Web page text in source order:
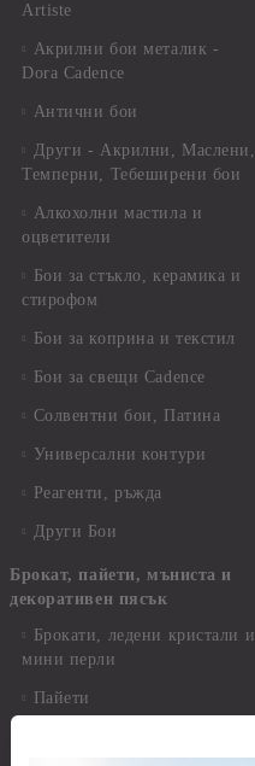
Artiste
Акрилни бои металик -
Dora Cadence
Антични бои
Други - Акрилни, Маслени,
Темперни, Тебеширени бои
Алкохолни мастила и
оцветители
Бои за стъкло, керамика и
стирофом
Бои за коприна и текстил
Бои за свещи Cadence
Солвентни бои, Патина
Универсални контури
Реагенти, ръжда
Други Бои
Брокат, пайети, мъниста и
декоративен пясък
Брокати, ледени кристали и
мини перли
Пайети